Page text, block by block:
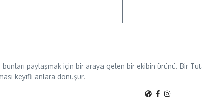
paylaşmak için bir araya gelen bir ekibin ürünü. Bir
keyifli anlara dönüşür.